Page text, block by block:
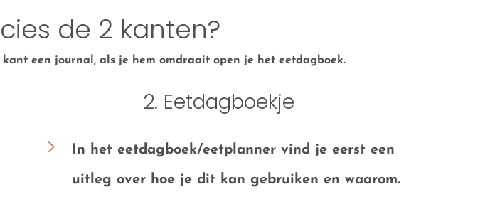
de 2 kanten?
een journal, als je hem omdraait open je het eetdagboek.
2. Eetdagboekje
5 In het eetdagboek/eetplanner vind je eerst een
uitleg over hoe je dit kan gebruiken en waarom.